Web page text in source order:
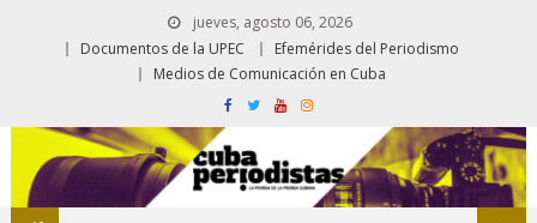
jueves, agosto 06, 2026
Documentos de la UPEC
Efemérides del Periodismo
Medios de Comunicación en Cuba